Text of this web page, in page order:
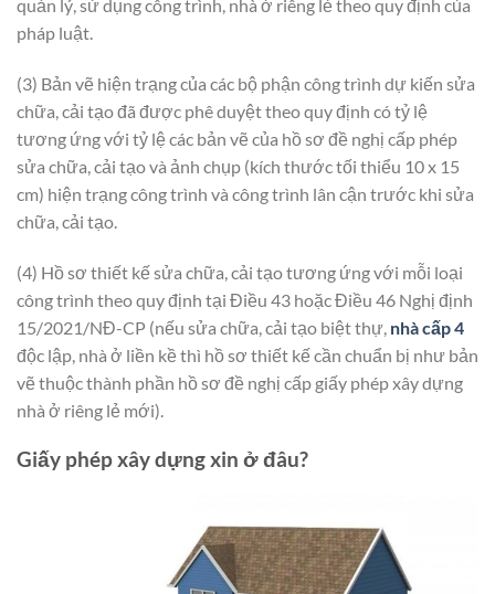
quản lý, sử dụng công trình, nhà ở riêng lẻ theo quy định của
pháp luật.
(3) Bản vẽ hiện trạng của các bộ phận công trình dự kiến sửa
chữa, cải tạo đã được phê duyệt theo quy định có tỷ lệ
tương ứng với tỷ lệ các bản vẽ của hồ sơ đề nghị cấp phép
sửa chữa, cải tạo và ảnh chụp (kích thước tối thiểu 10 x 15
cm) hiện trạng công trình và công trình lân cận trước khi sửa
chữa, cải tạo.
(4) Hồ sơ thiết kế sửa chữa, cải tạo tương ứng với mỗi loại
công trình theo quy định tại Điều 43 hoặc Điều 46 Nghị định
15/2021/NĐ-CP (nếu sửa chữa, cải tạo biệt thự, nhà cấp 4
độc lập, nhà ở liền kề thì hồ sơ thiết kế cần chuẩn bị như bản
vẽ thuộc thành phần hồ sơ đề nghị cấp giấy phép xây dựng
nhà ở riêng lẻ mới).
Giấy phép xây dựng xin ở đâu?